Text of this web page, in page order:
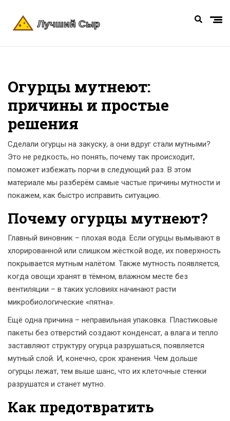
Огурцы мутнеют:
причины и простые
решения
Сделали огурцы на закуску, а они вдруг стали мутными?
Это не редкость, но понять, почему так происходит,
поможет избежать порчи в следующий раз. В этом
материале мы разберём самые частые причины мутности и
покажем, как быстро исправить ситуацию.
Почему огурцы мутнеют?
Главный виновник – плохая вода. Если огурцы вымывают в
хлорированной или слишком жёсткой воде, их поверхность
покрывается мутным налётом. Также мутность появляется,
когда овощи хранят в тёмном, влажном месте без
вентиляции – в таких условиях начинают расти
микробиологические «пятна».
Ещё одна причина – неправильная упаковка. Пластиковые
пакеты без отверстий создают конденсат, а влага и тепло
заставляют структуру огурца разрушаться, появляется
мутный слой. И, конечно, срок хранения. Чем дольше
огурцы лежат, тем выше шанс, что их клеточные стенки
разрушатся и станет мутно.
Как предотвратить